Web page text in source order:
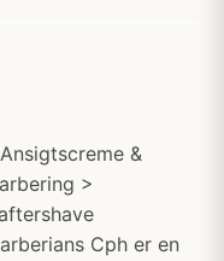
&
>
Cph er en